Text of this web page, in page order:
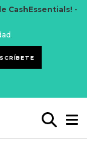
CashEssentials! -
.